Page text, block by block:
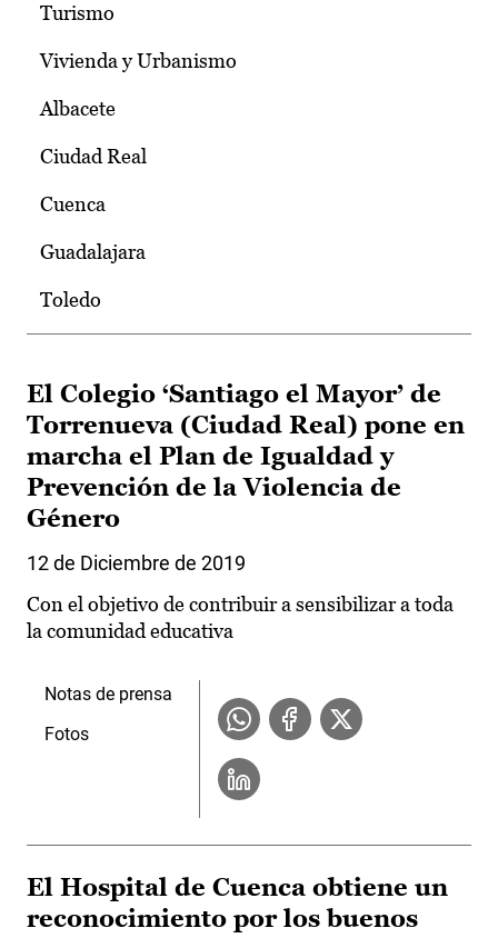
Turismo
Vivienda y Urbanismo
Albacete
Ciudad Real
Cuenca
Guadalajara
Toledo
El Colegio ‘Santiago el Mayor’ de
Torrenueva (Ciudad Real) pone en
marcha el Plan de Igualdad y
Prevención de la Violencia de
Género
12 de Diciembre de 2019
Con el objetivo de contribuir a sensibilizar a toda
la comunidad educativa
Notas de prensa
Fotos
El Hospital de Cuenca obtiene un
reconocimiento por los buenos